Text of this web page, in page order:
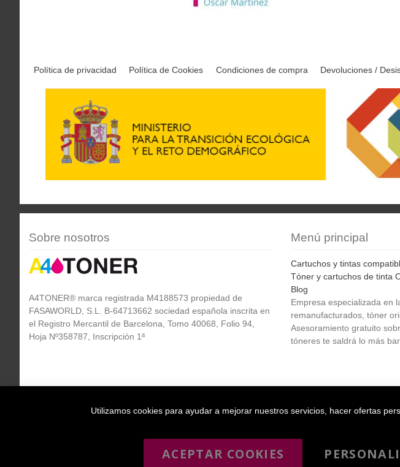
Política de privacidad Política de Cookies Condiciones de compra Devoluciones /
Sobre nosotros
A4TONER® marca registrada M4188573 propiedad de
FASAWORLD, S.L. B-64713662 sociedad española inscrita en
el Registro Mercantil de Barcelona, Tomo 40068, Folio 94,
Hoja Nº358787, Inscripción 1ª
Menú principal
Cartuchos y tintas
Tóner y cartuchos de tinta
Blog
Empresa especializada en
remanufacturados, tóner
Asesoramiento gratuito
tóneres te saldrá lo más
Utilizamos cookies para ayudar a mejorar nuestros servicios, hacer ofertas
ACEPTAR COOKIES